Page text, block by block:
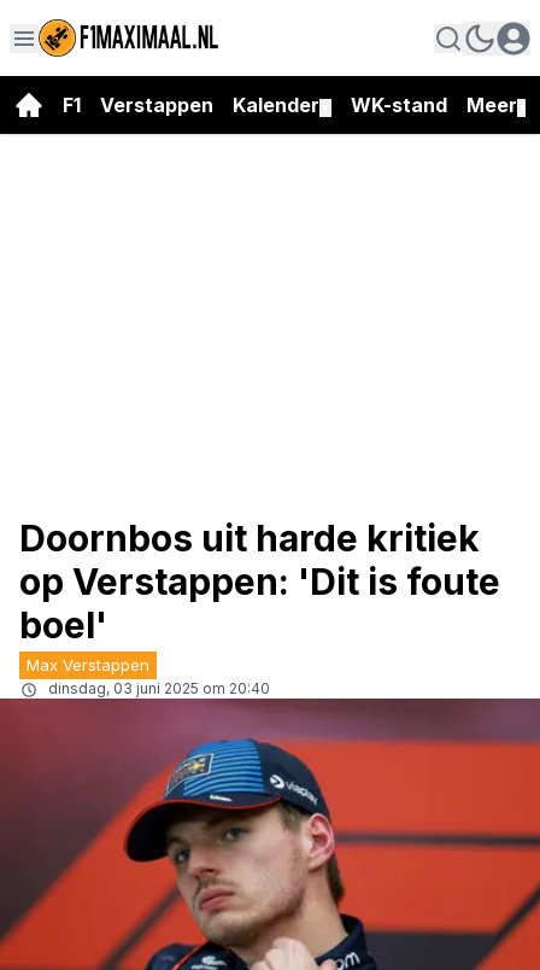
F1 Verstappen Kalender WK-stand Meer
Doornbos uit harde kritiek
op Verstappen: 'Dit is foute
boel'
Max Verstappen
dinsdag, 03 juni 2025 om 20:40